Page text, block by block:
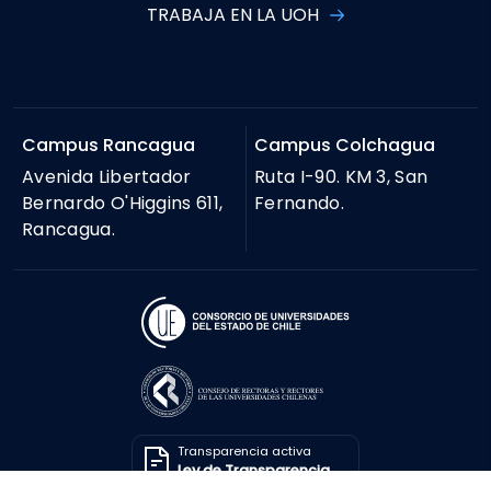
TRABAJA EN LA UOH
Campus Rancagua
Avenida Libertador
Bernardo O'Higgins 611,
Rancagua.
Campus Colchagua
Ruta I-90. KM 3, San
Fernando.
Transparencia activa
Ley de Transparencia